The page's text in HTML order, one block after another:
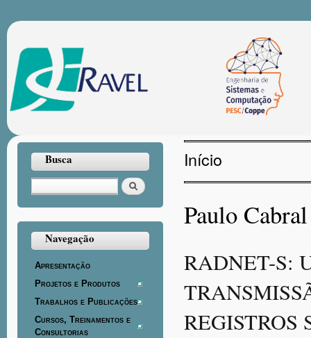
Busca
Buscar
Navegação
Apresentação
Projetos e Produtos
Trabalhos e Publicações
Cursos, Treinamentos e
Consultorias
Você está aqui
Início
Paulo
RADNET-S:
REGISTROS